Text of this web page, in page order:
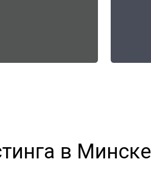
в Минске